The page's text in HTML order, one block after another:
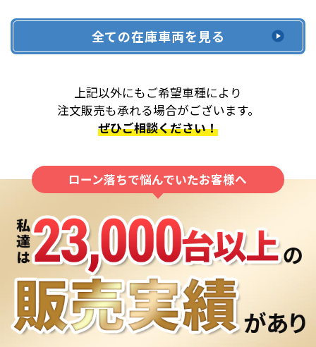
全ての在庫車両を見る
上記以外にもご希望車種により
注文販売も承れる場合がございます。
ぜひご相談ください！
ローン落ちで悩んでいたお客様へ